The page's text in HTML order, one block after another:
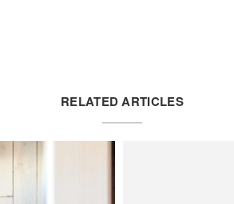
RELATED ARTICLES